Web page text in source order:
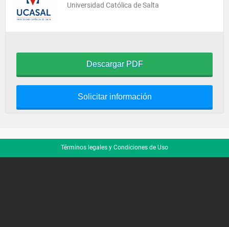
Universidad Católica de Salta
Descargar PDF
Solicitar información
Términos legales y Condiciones de Uso